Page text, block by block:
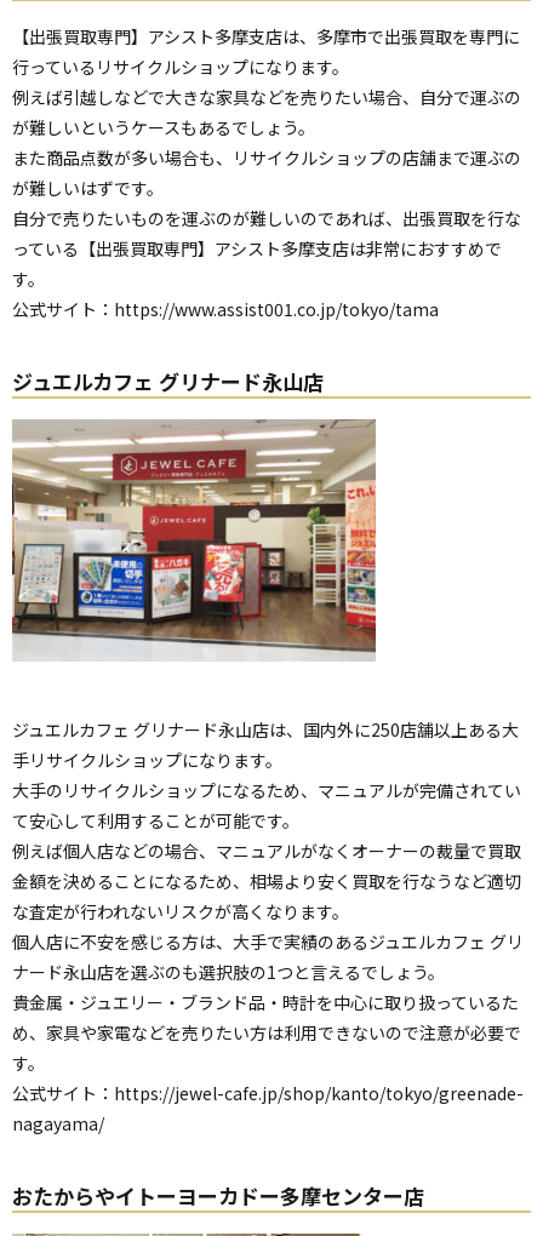
【出張買取専門】アシスト多摩支店は、多摩市で出張買取を専門に
行っているリサイクルショップになります。
例えば引越しなどで大きな家具などを売りたい場合、自分で運ぶの
が難しいというケースもあるでしょう。
また商品点数が多い場合も、リサイクルショップの店舗まで運ぶの
が難しいはずです。
自分で売りたいものを運ぶのが難しいのであれば、出張買取を行な
っている【出張買取専門】アシスト多摩支店は非常におすすめで
す。
公式サイト： https://www.assist001.co.jp/tokyo/tama
ジュエルカフェ グリナード永山店
ジュエルカフェ グリナード永山店は、国内外に250店舗以上ある大
手リサイクルショップになります。
大手のリサイクルショップになるため、マニュアルが完備されてい
て安心して利用することが可能です。
例えば個人店などの場合、マニュアルがなくオーナーの裁量で買取
金額を決めることになるため、相場より安く買取を行なうなど適切
な査定が行われないリスクが高くなります。
個人店に不安を感じる方は、大手で実績のあるジュエルカフェ グリ
ナード永山店を選ぶのも選択肢の1つと言えるでしょう。
貴金属・ジュエリー・ブランド品・時計を中心に取り扱っているた
め、家具や家電などを売りたい方は利用できないので注意が必要で
す。
公式サイト： https://jewel-cafe.jp/shop/kanto/tokyo/greenade-
nagayama/
おたからやイトーヨーカドー多摩センター店